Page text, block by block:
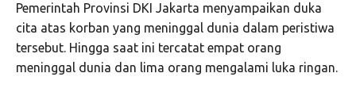
Pemerintah Provinsi DKI Jakarta menyampaikan duka
cita atas korban yang meninggal dunia dalam peristiwa
tersebut. Hingga saat ini tercatat empat orang
meninggal dunia dan lima orang mengalami luka ringan.